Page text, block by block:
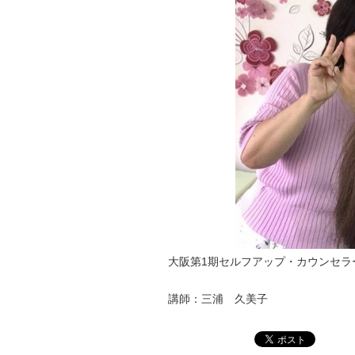
大阪第1期セルフアップ・カウンセラ
講師：三浦 久美子